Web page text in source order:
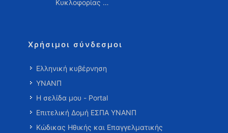
Κυκλοφορίας …
Χρήσιμοι σύνδεσμοι
Ελληνική κυβέρνηση
ΥΝΑΝΠ
Η σελίδα μου - Portal
Επιτελική Δομή ΕΣΠΑ ΥΝΑΝΠ
Κώδικας Ηθικής και Επαγγελματικής